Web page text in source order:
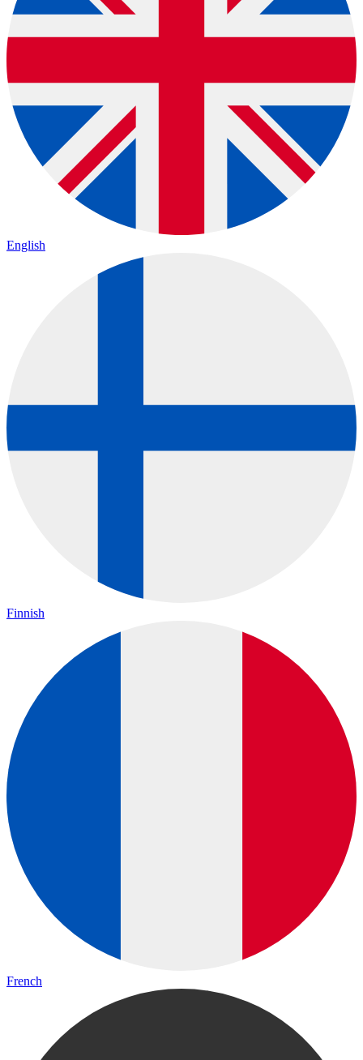
English
Finnish
French